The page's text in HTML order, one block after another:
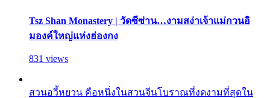
Tsz Shan Monastery | วัดซีซ่าน…งามสง่าเจ้าแม่กวนอิ
มองค์ใหญ่แห่งฮ่องกง
831 views
สวนอวี้หยวน คือหนึ่งในสวนจีนโบราณที่งดงามที่สุดใน